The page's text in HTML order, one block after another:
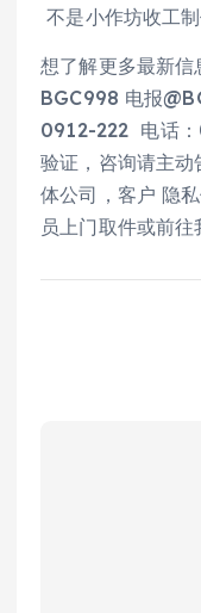
不是小作坊收工制
想了解更多最新信
BGC998 电报
0912-222 电话
验证，咨询请主
体公司，客户 隐
员上门取件或前往